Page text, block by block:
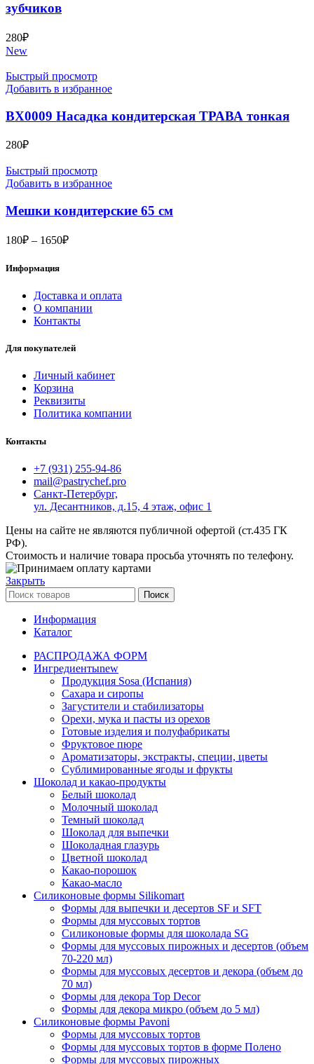
зубчиков
280₽
New
Быстрый просмотр
Добавить в избранное
BX0009 Насадка кондитерская ТРАВА тонкая
280₽
Быстрый просмотр
Добавить в избранное
Мешки кондитерские 65 см
180₽ – 1650₽Диапазон
1650₽
Информация
Доставка и оплата
О компании
Контакты
Для покупателей
Личный кабинет
Корзина
Реквизиты
Политика компании
Контакты
+7 (931) 255-94-86
mail@pastrychef.pro
Санкт-Петербург,
ул. Десантников, д.15, 4 этаж, офис 1
Цены на сайте не являются публичной офертой (ст.435 ГК
РФ).
Стоимость и наличие товара просьба уточнять по телефону.
Закрыть
Поиск
Информация
Каталог
РАСПРОДАЖА ФОРМ
Ингредиентыnew
Продукция Sosa (Испания)
Сахара и сиропы
Загустители и стабилизаторы
Орехи, мука и пасты из орехов
Готовые изделия и полуфабрикаты
Фруктовое пюре
Ароматизаторы, экстракты, специи, цветы
Сублимированные ягоды и фрукты
Шоколад и какао-продукты
Белый шоколад
Молочный шоколад
Темный шоколад
Шоколад для выпечки
Шоколадная глазурь
Цветной шоколад
Какао-порошок
Какао-масло
Силиконовые формы Silikomart
Формы для выпечки и десертов SF и SFT
Формы для муссовых тортов
Силиконовые формы для шоколада SG
Формы для муссовых пирожных и десертов (объем
70-220 мл)
Формы для муссовых десертов и декора (объем до
70 мл)
Формы для декора Top Decor
Формы для декора микро (объем до 5 мл)
Силиконовые формы Pavoni
Формы для муссовых тортов
Формы для муссовых тортов в форме Полено
Формы для муссовых пирожных